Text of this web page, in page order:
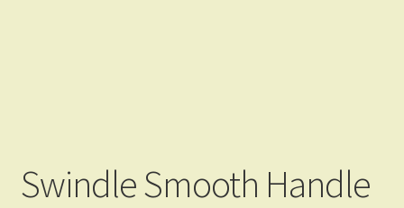
Swindle Smooth Handle